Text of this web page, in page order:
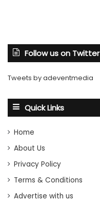
Follow us on Twitter
Tweets by adeventmedia
Quick Links
Home
About Us
Privacy Policy
Terms & Conditions
Advertise with us